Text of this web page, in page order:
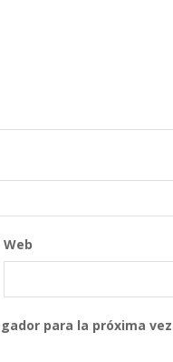
Web
para la próxima